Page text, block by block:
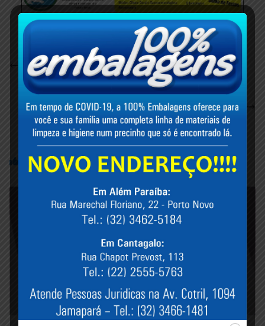
Humor / Frases da Semana: “As pessoas tomavam
uma pírula vermelha”
Criança aguarda resultado de Ação Judicial contra
Hospital São Salvador e médica pediatra
alemparaibana
Você pode gostar também